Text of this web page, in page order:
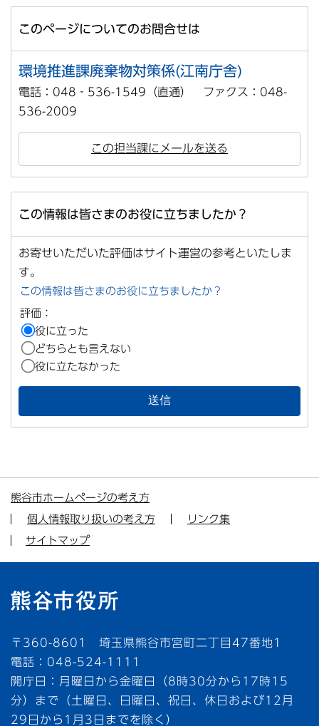
このページについてのお問合せは
環境推進課廃棄物対策係(江南庁舎)
電話：048‐536-1549（直通） ファクス：048-
536-2009
この担当課にメールを送る
この情報は皆さまのお役に立ちましたか？
お寄せいただいた評価はサイト運営の参考といたしま
す。
この情報は皆さまのお役に立ちましたか？
評価：
役に立った
どちらとも言えない
役に立たなかった
熊谷市ホームページの考え方
個人情報取り扱いの考え方
リンク集
サイトマップ
〒360-8601 埼玉県熊谷市宮町二丁目47番地1
電話：048-524-1111
開庁日：月曜日から金曜日（8時30分から17時15
分）まで（土曜日、日曜日、祝日、休日および12月
29日から1月3日までを除く）